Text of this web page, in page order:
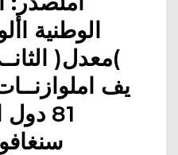
)معدل(
يف
81